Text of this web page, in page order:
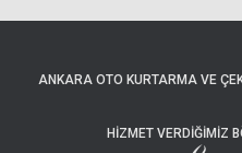
ANKARA OTO KURTARMA VE
HIZMET VERDIĞIMIZ